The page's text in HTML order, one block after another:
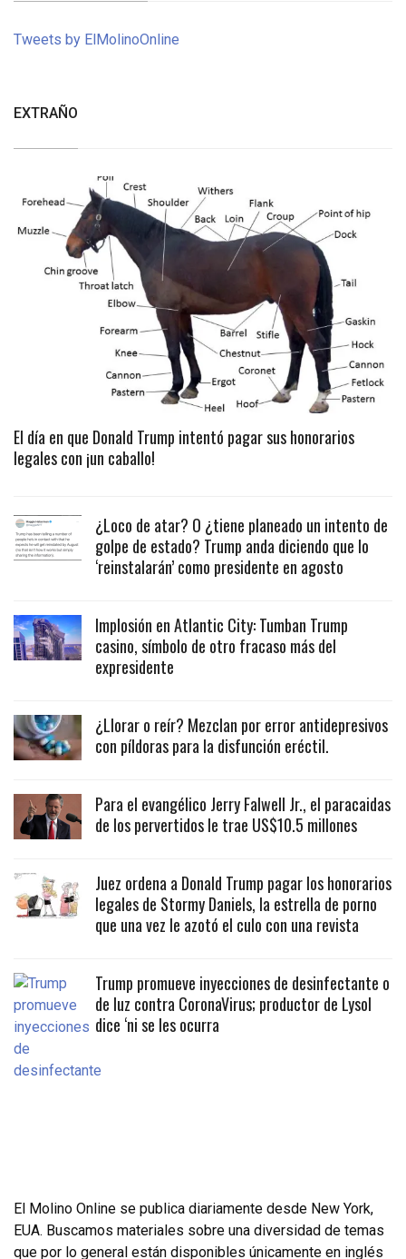
Tweets by ElMolinoOnline
EXTRAÑO
El día en que Donald Trump intentó pagar sus honorarios
legales con ¡un caballo!
¿Loco de atar? O ¿tiene planeado un intento de
golpe de estado? Trump anda diciendo que lo
‘reinstalarán’ como presidente en agosto
Implosión en Atlantic City: Tumban Trump
casino, símbolo de otro fracaso más del
expresidente
¿Llorar o reír? Mezclan por error antidepresivos
con píldoras para la disfunción eréctil.
Para el evangélico Jerry Falwell Jr., el paracaidas
de los pervertidos le trae US$10.5 millones
Juez ordena a Donald Trump pagar los honorarios
legales de Stormy Daniels, la estrella de porno
que una vez le azotó el culo con una revista
Trump promueve inyecciones de desinfectante o
de luz contra CoronaVirus; productor de Lysol
dice ‘ni se les ocurra
El Molino Online se publica diariamente desde New York,
EUA. Buscamos materiales sobre una diversidad de temas
que por lo general están disponibles únicamente en inglés